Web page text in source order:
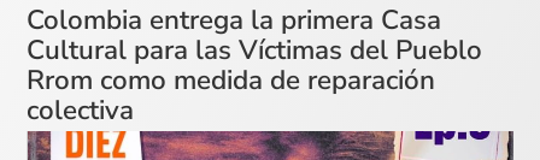
Colombia entrega la primera Casa
Cultural para las Víctimas del Pueblo
Rrom como medida de reparación
colectiva